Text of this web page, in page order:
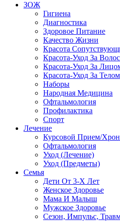
ЗОЖ
Гигиена
Диагностика
Здоровое Питание
Качество Жизни
Красота
Красота-Уход За
Красота-Уход За
Красота-Уход За Телом
Наборы
Народная Медицина
Офтальмология
Профилактика
Спорт
Лечение
Курсовой Прием/
Офтальмология
Уход (Лечение)
Уход (Предметы)
Семья
Дети От 3-Х Лет
Женское Здоровье
Мама И Малыш
Мужское Здоровье
Сезон, Импульс,